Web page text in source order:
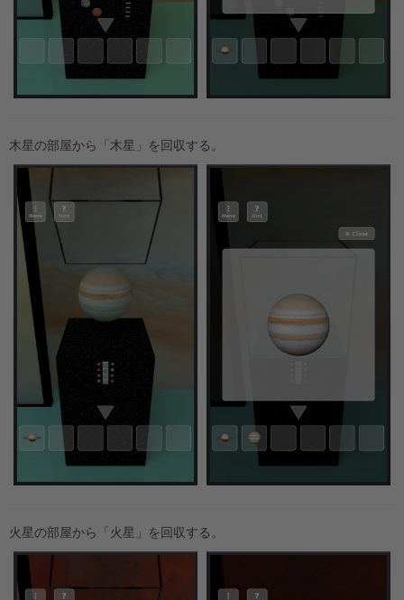
木星の部屋から「木星」を回収する。
火星の部屋から「火星」を回収する。